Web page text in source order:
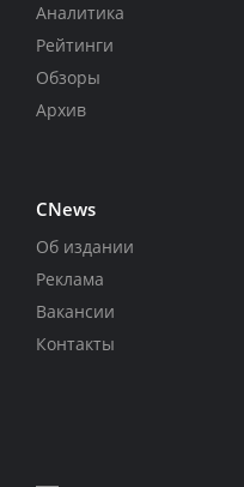
Аналитика
Рейтинги
Обзоры
Архив
CNews
Об издании
Реклама
Вакансии
Контакты